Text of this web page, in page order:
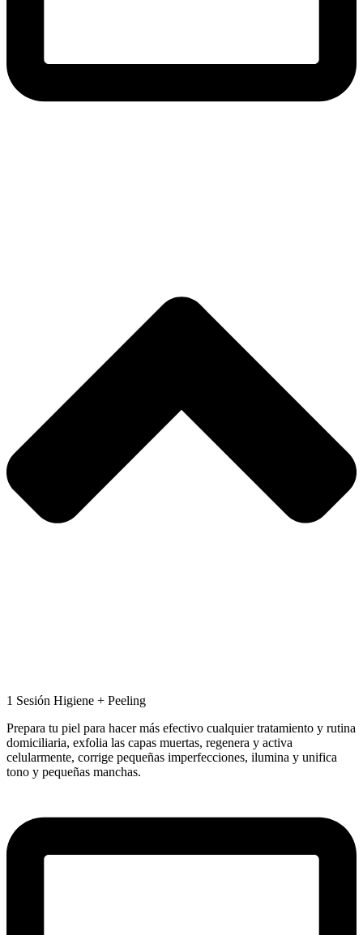
1 Sesión Higiene + Peeling
Prepara tu piel para hacer más efectivo cualquier tratamiento y rutina
domiciliaria, exfolia las capas muertas, regenera y activa
celularmente, corrige pequeñas imperfecciones, ilumina y unifica
tono y pequeñas manchas.